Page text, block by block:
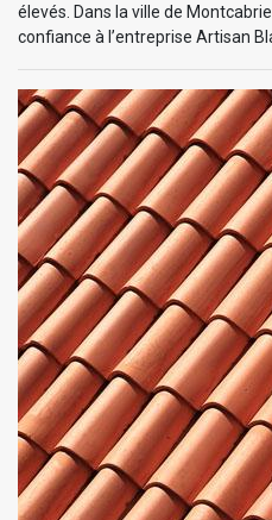
élevés. Dans la ville de
confiance à l’entreprise Artisan